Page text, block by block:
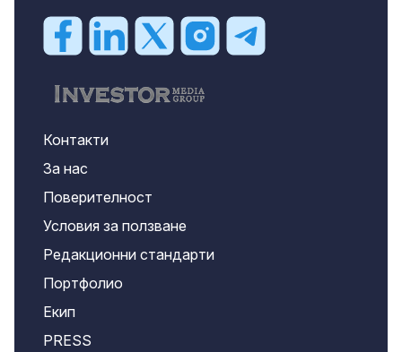
Контакти
За нас
Поверителност
Условия за ползване
Редакционни стандарти
Портфолио
Екип
PRESS